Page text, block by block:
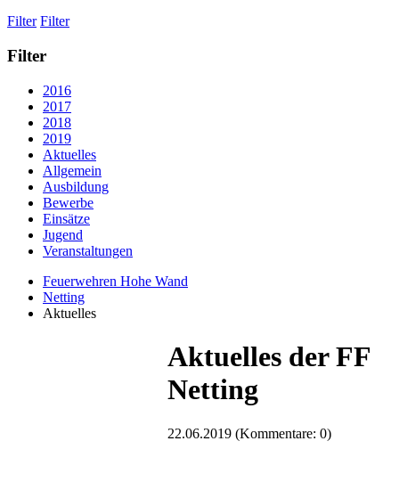
Filter Filter
Filter
2016
2017
2018
2019
Aktuelles
Allgemein
Ausbildung
Bewerbe
Einsätze
Jugend
Veranstaltungen
Feuerwehren Hohe Wand
Netting
Aktuelles
Aktuelles der FF
Netting
22.06.2019 (Kommentare: 0)